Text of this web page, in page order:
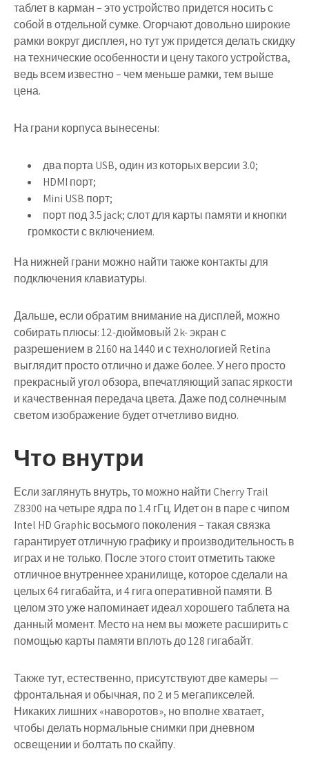
таблет в карман – это устройство придется носить с
собой в отдельной сумке. Огорчают довольно широкие
рамки вокруг дисплея, но тут уж придется делать скидку
на технические особенности и цену такого устройства,
ведь всем известно – чем меньше рамки, тем выше
цена.
На грани корпуса вынесены:
два порта USB, один из которых версии 3.0;
HDMI порт;
Mini USB порт;
порт под 3.5 jack; слот для карты памяти и кнопки
громкости с включением.
На нижней грани можно найти также контакты для
подключения клавиатуры.
Дальше, если обратим внимание на дисплей, можно
собирать плюсы: 12-дюймовый 2k- экран с
разрешением в 2160 на 1440 и с технологией Retina
выглядит просто отлично и даже более. У него просто
прекрасный угол обзора, впечатляющий запас яркости
и качественная передача цвета. Даже под солнечным
светом изображение будет отчетливо видно.
Что внутри
Если заглянуть внутрь, то можно найти Cherry Trail
Z8300 на четыре ядра по 1.4 гГц. Идет он в паре с чипом
Intel HD Graphic восьмого поколения – такая связка
гарантирует отличную графику и производительность в
играх и не только. После этого стоит отметить также
отличное внутреннее хранилище, которое сделали на
целых 64 гигабайта, и 4 гига оперативной памяти. В
целом это уже напоминает идеал хорошего таблета на
данный момент. Место на нем вы можете расширить с
помощью карты памяти вплоть до 128 гигабайт.
Также тут, естественно, присутствуют две камеры —
фронтальная и обычная, по 2 и 5 мегапикселей.
Никаких лишних «наворотов», но вполне хватает,
чтобы делать нормальные снимки при дневном
освещении и болтать по скайпу.